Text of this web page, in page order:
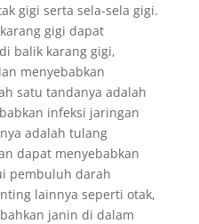
gigi serta sela-sela gigi.
gigi dapat
balik karang gigi,
menyebabkan
satu tandanya adalah
infeksi jaringan
adalah tulang
dapat menyebabkan
pembuluh darah
lainnya seperti otak,
janin di dalam